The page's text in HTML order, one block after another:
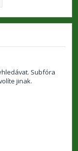
Subfóra
jinak.